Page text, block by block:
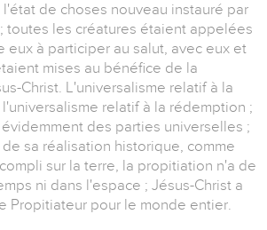
de choses nouveau instauré par
toutes les créatures étaient appelées
eux à participer au salut, avec eux et
mises au bénéfice de la
Christ. L'universalisme relatif à la
relatif à la rédemption ;
des parties universelles ;
de sa réalisation historique, comme
sur la terre, la propitiation n'a de
ni dans l'espace ; Jésus-Christ a
Propitiateur pour le monde entier.